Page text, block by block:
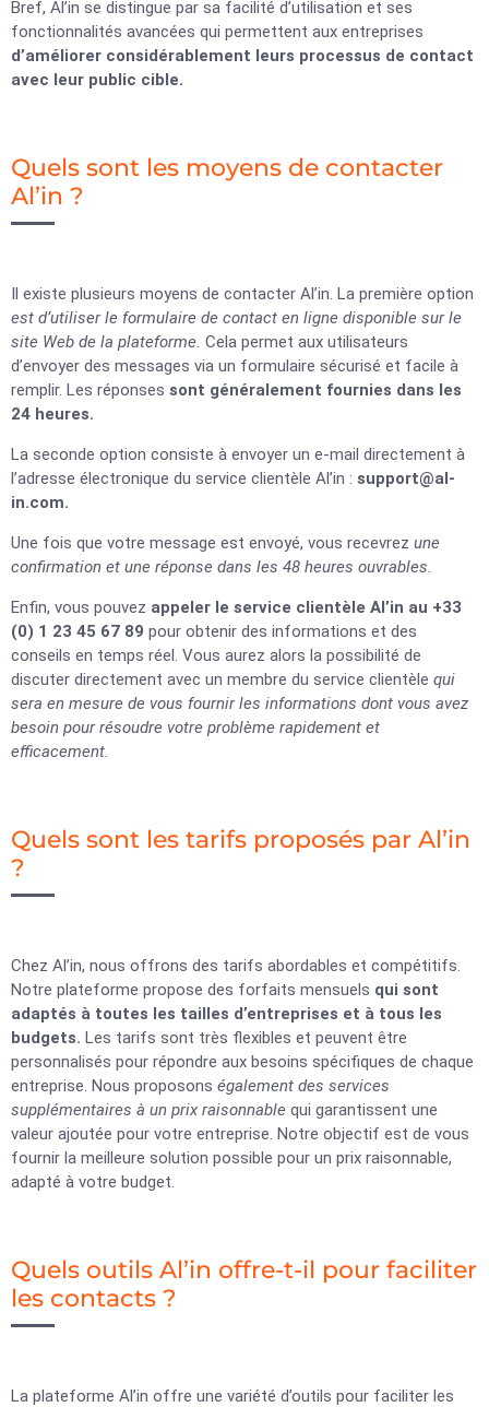
Bref, Al’in se distingue par sa facilité d’utilisation et ses
fonctionnalités avancées qui permettent aux entreprises
d’améliorer considérablement leurs processus de contact
avec leur public cible.
Quels sont les moyens de contacter
Al’in ?
Il existe plusieurs moyens de contacter Al’in. La première option
est d’utiliser le formulaire de contact en ligne disponible sur le
site Web de la plateforme. Cela permet aux utilisateurs
d’envoyer des messages via un formulaire sécurisé et facile à
remplir. Les réponses sont généralement fournies dans les
24 heures.
La seconde option consiste à envoyer un e-mail directement à
l’adresse électronique du service clientèle Al’in : support@al-
in.com.
Une fois que votre message est envoyé, vous recevrez une
confirmation et une réponse dans les 48 heures ouvrables.
Enfin, vous pouvez appeler le service clientèle Al’in au +33
(0) 1 23 45 67 89 pour obtenir des informations et des
conseils en temps réel. Vous aurez alors la possibilité de
discuter directement avec un membre du service clientèle qui
sera en mesure de vous fournir les informations dont vous avez
besoin pour résoudre votre problème rapidement et
efficacement.
Quels sont les tarifs proposés par Al’in
?
Chez Al’in, nous offrons des tarifs abordables et compétitifs.
Notre plateforme propose des forfaits mensuels qui sont
adaptés à toutes les tailles d’entreprises et à tous les
budgets. Les tarifs sont très flexibles et peuvent être
personnalisés pour répondre aux besoins spécifiques de chaque
entreprise. Nous proposons également des services
supplémentaires à un prix raisonnable qui garantissent une
valeur ajoutée pour votre entreprise. Notre objectif est de vous
fournir la meilleure solution possible pour un prix raisonnable,
adapté à votre budget.
Quels outils Al’in offre-t-il pour faciliter
les contacts ?
La plateforme Al’in offre une variété d’outils pour faciliter les